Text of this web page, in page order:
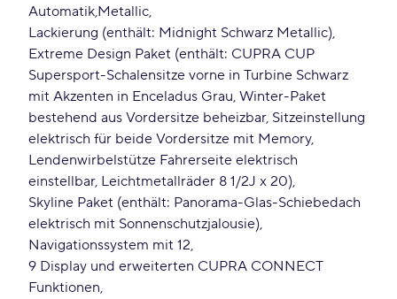
Automatik Metallic
Lackierung (enthält: Midnight Schwarz Metallic)
Extreme Design Paket (enthält: CUPRA CUP
Supersport-Schalensitze vorne in Turbine Schwarz
mit Akzenten in Enceladus Grau, Winter-Paket
bestehend aus Vordersitze beheizbar, Sitzeinstellung
elektrisch für beide Vordersitze mit Memory,
Lendenwirbelstütze Fahrerseite elektrisch
einstellbar, Leichtmetallräder 8 1/2J x 20)
Skyline Paket (enthält: Panorama-Glas-Schiebedach
elektrisch mit Sonnenschutzjalousie)
Navigationssystem mit 12
9 Display und erweiterten CUPRA CONNECT
Funktionen